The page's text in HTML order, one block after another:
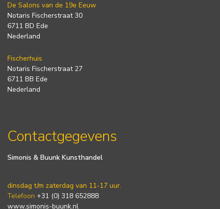
De Salons van de 19e Eeuw
Notaris Fischerstraat 30
6711 BD Ede
Nederland
Fischerhuis
Notaris Fischerstraat 27
6711 BB Ede
Nederland
Contactgegevens
Simonis & Buunk Kunsthandel
dinsdag t/m zaterdag van 11-17 uur.
Telefoon +31 (0) 318 652888
www.simonis-buunk.nl